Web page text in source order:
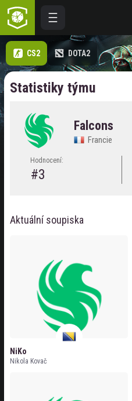
CS2 DOTA2
Statistiky týmu
Falcons
Francie
Hodnocení:
#3
Aktuální soupiska
NiKo
Nikola Kovač